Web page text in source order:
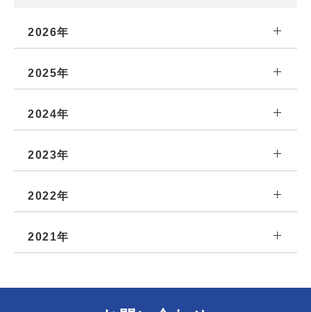
2026年
2025年
2024年
2023年
2022年
2021年